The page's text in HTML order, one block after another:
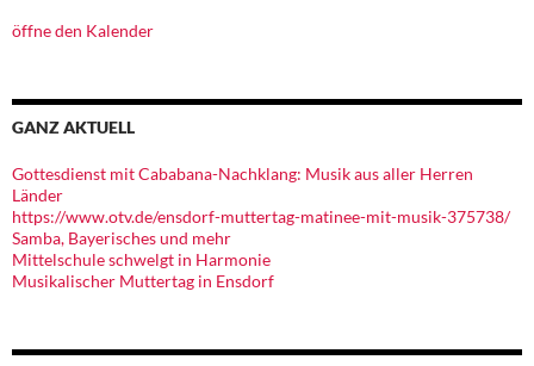
öffne den Kalender
GANZ AKTUELL
Gottesdienst mit Cababana-Nachklang: Musik aus aller Herren
Länder
https://www.otv.de/ensdorf-muttertag-matinee-mit-musik-375738/
Samba, Bayerisches und mehr
Mittelschule schwelgt in Harmonie
Musikalischer Muttertag in Ensdorf